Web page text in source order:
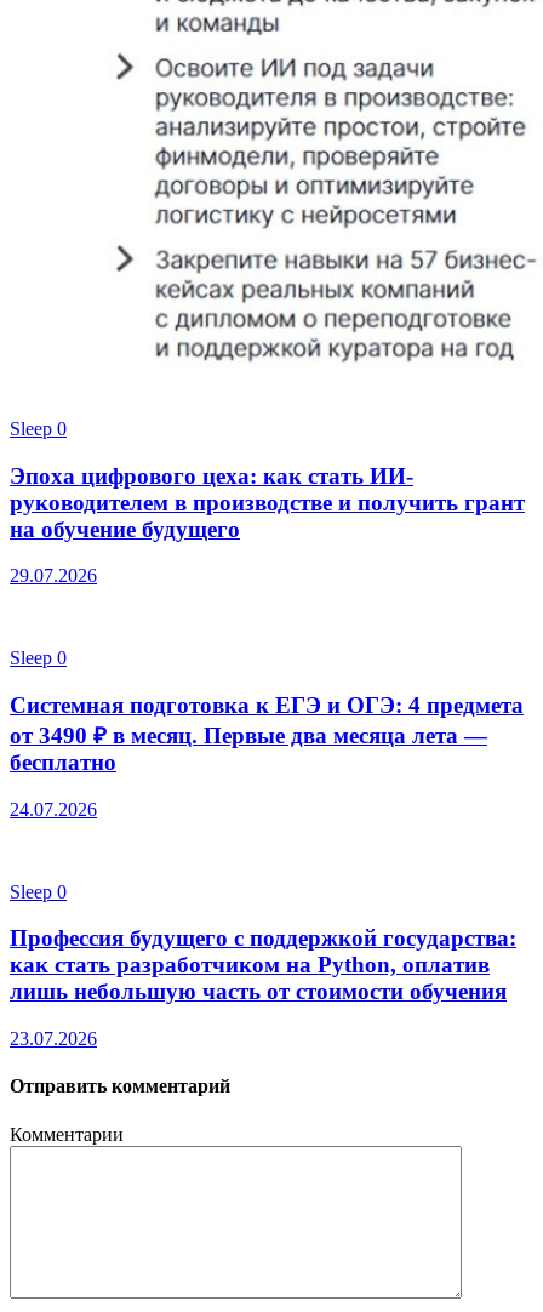
Sleep 0
Эпоха цифрового цеха: как стать ИИ-
руководителем в производстве и получить грант
на обучение будущего
29.07.2026
Sleep 0
Системная подготовка к ЕГЭ и ОГЭ: 4 предмета
от 3490 ₽ в месяц. Первые два месяца лета —
бесплатно
24.07.2026
Sleep 0
Профессия будущего с поддержкой государства:
как стать разработчиком на Python, оплатив
лишь небольшую часть от стоимости обучения
23.07.2026
Отправить комментарий
Комментарии